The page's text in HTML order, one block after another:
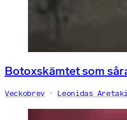
Botoxskämtet som
Veckobrev Leonidas